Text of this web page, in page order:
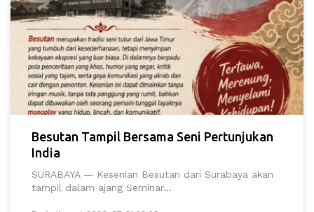
Besutan Tampil Bersama Seni Pertunjukan
India
SURABAYA — Kesenian Besutan dari Surabaya akan
tampil dalam ajang Seminar...